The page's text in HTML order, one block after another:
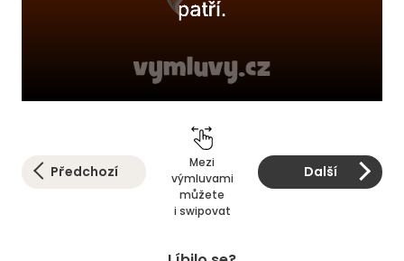
Předchozí
Mezi
výmluvami
můžete
i swipovat
Další